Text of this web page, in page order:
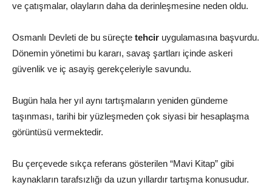
ve çatışmalar, olayların daha da derinleşmesine neden oldu.
Osmanlı Devleti de bu süreçte tehcir uygulamasına başvurdu.
Dönemin yönetimi bu kararı, savaş şartları içinde askeri
güvenlik ve iç asayiş gerekçeleriyle savundu.
Bugün hala her yıl aynı tartışmaların yeniden gündeme
taşınması, tarihi bir yüzleşmeden çok siyasi bir hesaplaşma
görüntüsü vermektedir.
Bu çerçevede sıkça referans gösterilen “Mavi Kitap” gibi
kaynakların tarafsızlığı da uzun yıllardır tartışma konusudur.